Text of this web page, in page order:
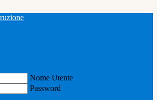
Nome Utente
Password